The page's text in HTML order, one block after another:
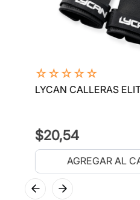
☆☆☆☆☆
LYCAN CALLERAS
$20,54
AGREGAR AL